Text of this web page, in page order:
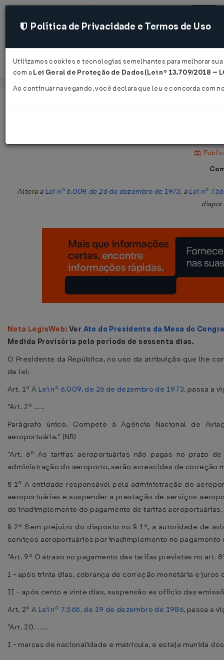
Acessar
Altera a Lei nº 6.009, de 26 de dezembro de 1973, aLei nº
dispor
Nota LegisWeb: Ver Ato do Presidente da Mesa do
Medida Provisória pelo período de sessenta dias.
O Presidente da República, no uso da atribuição que lhe
de lei:
Art. 1º A Lei nº 6.009, de 26 de dezembro de 1973, passa a
"Art. 2º .....
Parágrafo único. Compete à Agência Nacional de
aeroportuária." (NR)
"Art. 6º As tarifas aeroportuárias não pagas no prazo
administração do aeroporto, serão acrescidas de correção
§ 1º A entidade responsável pela administração do
aeroportuárias e suspender a prestação de serviços
de inadimplemento do pagamento de tarifas aeroportuárias.
§ 2º Sem prejuízo do disposto no § 1º, a autoridade de
serviços aeroportuários por inadimplemento no pagamento
"Art. 9º O atraso no pagamento das tarifas previstas no art.
I - após trinta dias, cobrança de correção monetária e juros
II - após cento e vinte dias, suspensão ex officio das
Art. 2º A Lei nº 7.565, de 19 de dezembro de 1986, passa a
"Art. 20. .....
I - marcas de nacionalidade e matrícula, e esteja munida
Política de Privacidade e Termos de Uso
Utilizamos cookies e tecnologias semelhantes para melhorar
com a Lei Geral de Proteção de Dados (Lei nº 13.709/2018 –
Ao continuar navegando, você declara que leu e concorda com